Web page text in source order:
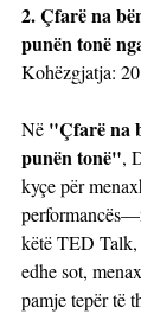
2. Çfarë na
punën tonë
Kohëzgjatja:
Në "Çfarë na
punën tonë",
kyçe për
këtë TED
edhe sot,
pamje tepër të